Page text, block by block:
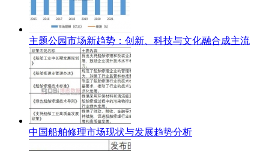
主题公园市场新趋势：创新、科技与文化融合成主流
中国船舶修理市场现状与发展趋势分析